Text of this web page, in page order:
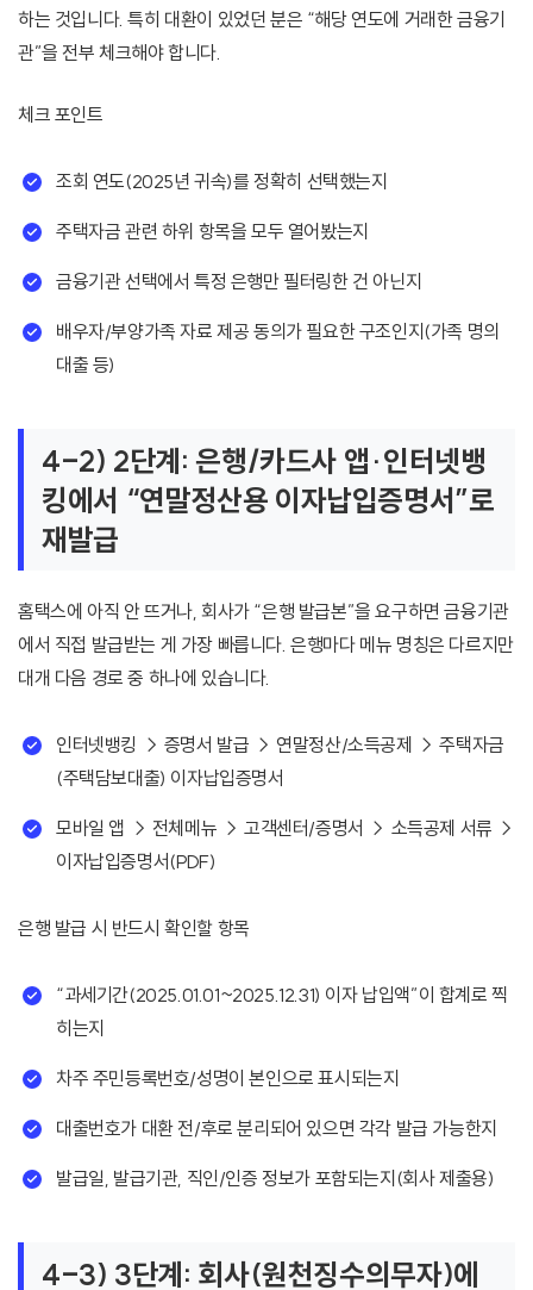
하는 것입니다. 특히 대환이 있었던 분은 “해당 연도에 거래한 금융기
관”을 전부 체크해야 합니다.
체크 포인트
조회 연도(2025년 귀속)를 정확히 선택했는지
주택자금 관련 하위 항목을 모두 열어봤는지
금융기관 선택에서 특정 은행만 필터링한 건 아닌지
배우자/부양가족 자료 제공 동의가 필요한 구조인지(가족 명의
대출 등)
4-2) 2단계: 은행/카드사 앱·인터넷뱅
킹에서 “연말정산용 이자납입증명서”로
재발급
홈택스에 아직 안 뜨거나, 회사가 “은행 발급본”을 요구하면 금융기관
에서 직접 발급받는 게 가장 빠릅니다. 은행마다 메뉴 명칭은 다르지만
대개 다음 경로 중 하나에 있습니다.
인터넷뱅킹 → 증명서 발급 → 연말정산/소득공제 → 주택자금
(주택담보대출) 이자납입증명서
모바일 앱 → 전체메뉴 → 고객센터/증명서 → 소득공제 서류 →
이자납입증명서(PDF)
은행 발급 시 반드시 확인할 항목
“과세기간(2025.01.01~2025.12.31) 이자 납입액”이 합계로 찍
히는지
차주 주민등록번호/성명이 본인으로 표시되는지
대출번호가 대환 전/후로 분리되어 있으면 각각 발급 가능한지
발급일, 발급기관, 직인/인증 정보가 포함되는지(회사 제출용)
4-3) 3단계: 회사(원천징수의무자)에